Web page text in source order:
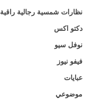
نظارات شمسية رجالية راقية
دكتو اكس
نوفل سيو
فيفو نيوز
عبايات
موضوعي